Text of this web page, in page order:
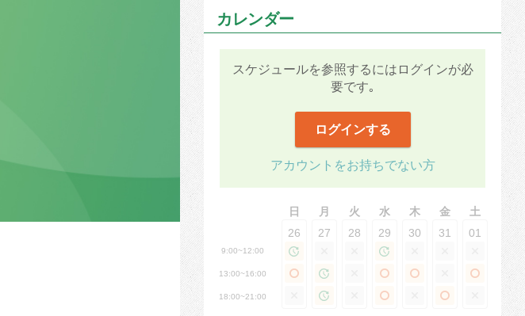
カレンダー
スケジュールを参照するにはログインが必
要です｡
ログインする
アカウントをお持ちでない方
日 月 火 水 木 金 土
9:00~12:00
13:00~16:00
18:00~21:00
26 27 28 29 30 31 01